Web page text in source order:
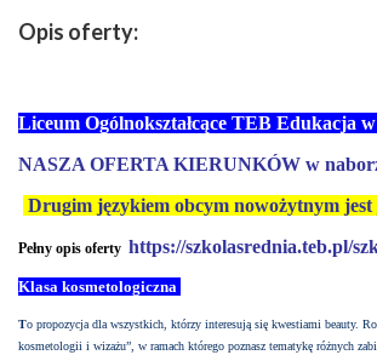
Opis oferty:
Liceum Ogólnokształcące TEBEdukacja
NASZA OFERTA KIERUNKÓW w
Drugim językiem obcym nowożytnym
Pełny opis ofertyhttps://szkolasrednia.teb.pl/
Klasa kosmetologiczna
To propozycja dla wszystkich, którzy interesują się kwestiami beauty.
kosmetologii i wizażu”,w ramach którego poznasz tematykę różnych